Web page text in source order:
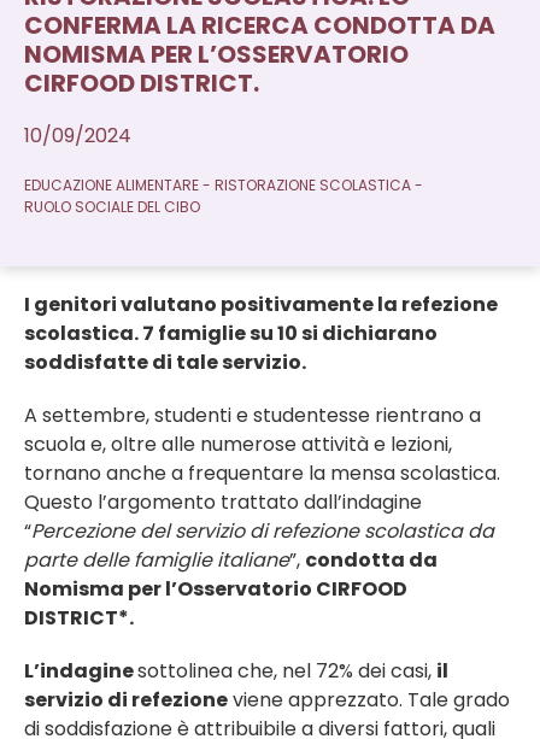
CONFERMA LA RICERCA CONDOTTA DA
NOMISMA PER L’OSSERVATORIO
CIRFOOD DISTRICT.
10/09/2024
EDUCAZIONE ALIMENTARE
RISTORAZIONE SCOLASTICA
RUOLO SOCIALE DEL CIBO
I genitori valutano positivamente la refezione
scolastica. 7 famiglie su 10 si dichiarano
soddisfatte di tale servizio.
A settembre, studenti e studentesse rientrano a
scuola e, oltre alle numerose attività e lezioni,
tornano anche a frequentare la mensa scolastica.
Questo l’argomento trattato dall’indagine
“Percezione del servizio di refezione scolastica da
parte delle famiglie italiane”, condotta da
Nomisma per l’Osservatorio CIRFOOD
DISTRICT*.
L’indaginesottolinea che, nel 72% dei casi, il
servizio di refezioneviene apprezzato. Tale grado
di soddisfazione è attribuibile a diversi fattori, quali